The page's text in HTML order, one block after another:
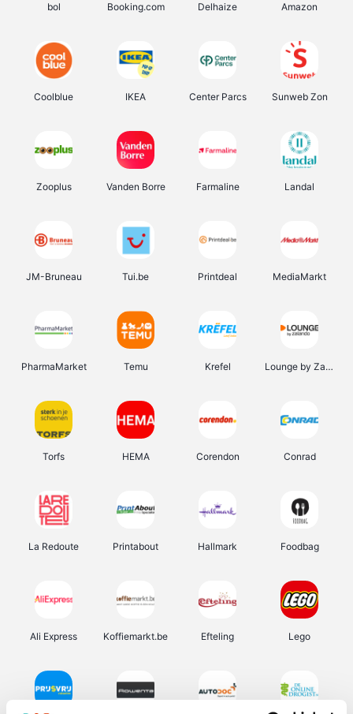
bol Booking.com Delhaize Amazon
Coolblue IKEA Center Parcs Sunweb Zon
Zooplus Vanden Borre Farmaline Landal
JM-Bruneau Tui.be Printdeal MediaMarkt
PharmaMarket Temu Krefel Lounge by Zalando
Torfs HEMA Corendon Conrad
La Redoute Printabout Hallmark Foodbag
Ali Express Koffiemarkt.be Efteling Lego